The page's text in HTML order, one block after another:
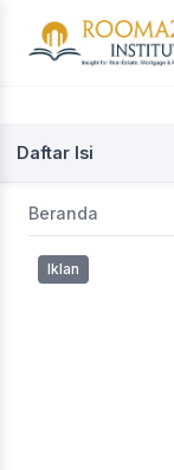
Daftar Isi
Beranda
Iklan